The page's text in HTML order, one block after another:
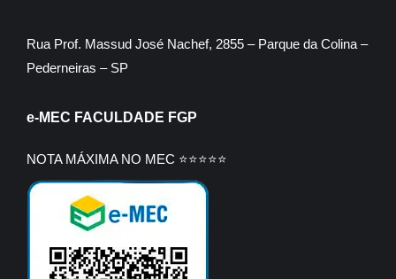
Rua Prof. Massud José Nachef, 2855 – Parque da Colina –
Pederneiras – SP
e-MEC FACULDADE FGP
NOTA MÁXIMA NO MEC ⭐⭐⭐⭐⭐